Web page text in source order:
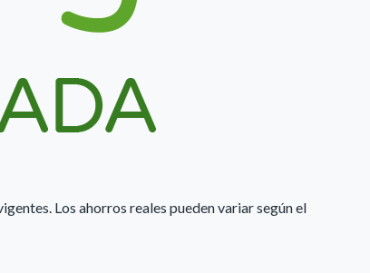
Los ahorros reales pueden variar según el